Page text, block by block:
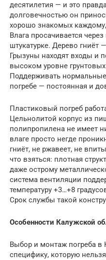
десятилетия — и это
долговечностью он
хорошо знакомых
Влага просачивается
штукатурке. Дерево гниёт
Грызуны находят входы и
высоком уровне
Поддерживать
погребе — постоянная и
Пластиковый погреб
Цельнолитой корпус из
полипропилена не имеет
влаге просто негде
гниёт, не ржавеет, не
что взяться: плотная
даже острому
система вентиляции
температуру +3…+8
Срок службы такой
Особенности Калужской
Выбор и монтаж погреба в
специфику, которую